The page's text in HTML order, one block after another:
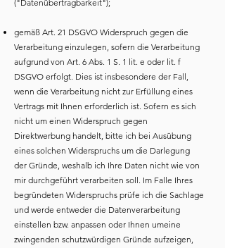
("Datenübertragbarkeit");
gemäß Art. 21 DSGVO Widerspruch gegen die
Verarbeitung einzulegen, sofern die Verarbeitung
aufgrund von Art. 6 Abs. 1 S. 1 lit. e oder lit. f
DSGVO erfolgt. Dies ist insbesondere der Fall,
wenn die Verarbeitung nicht zur Erfüllung eines
Vertrags mit Ihnen erforderlich ist. Sofern es sich
nicht um einen Widerspruch gegen
Direktwerbung handelt, bitte ich bei Ausübung
eines solchen Widerspruchs um die Darlegung
der Gründe, weshalb ich Ihre Daten nicht wie von
mir durchgeführt verarbeiten soll. Im Falle Ihres
begründeten Widerspruchs prüfe ich die Sachlage
und werde entweder die Datenverarbeitung
einstellen bzw. anpassen oder Ihnen umeine
zwingenden schutzwürdigen Gründe aufzeigen,